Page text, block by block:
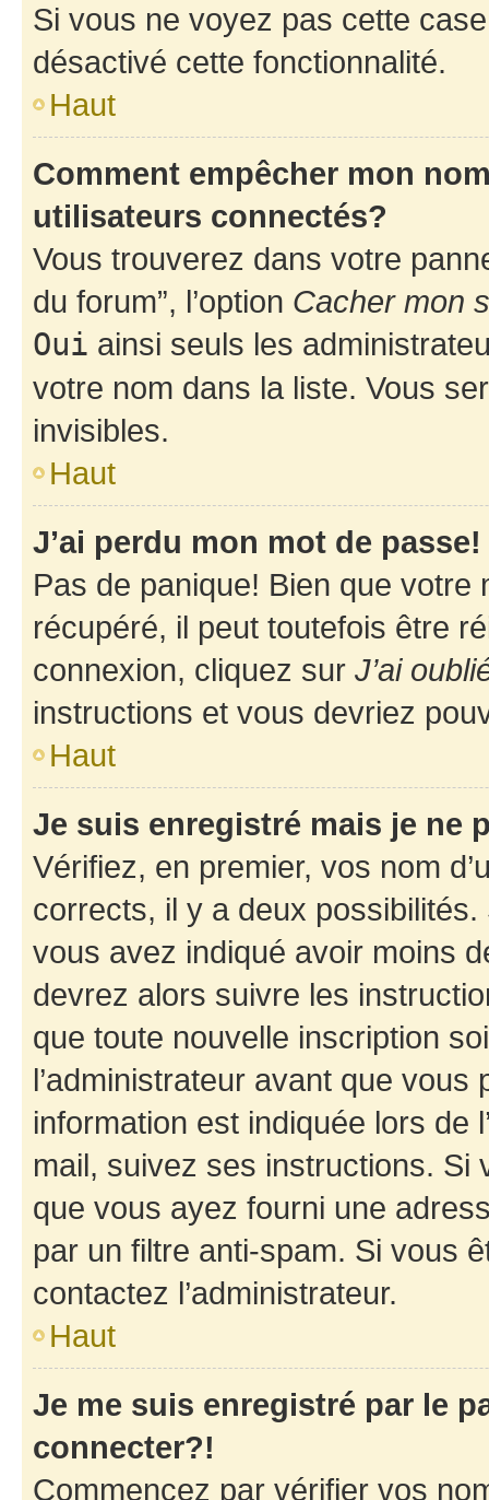
Si vous ne voyez pas cette
désactivé cette fonctionnalité.
Haut
Comment empêcher mon
utilisateurs connectés?
Vous trouverez dans votre
du forum”, l’option Cacher mon
Oui ainsi seuls les
votre nom dans la liste. Vous
invisibles.
Haut
J’ai perdu mon mot de passe!
Pas de panique! Bien que
récupéré, il peut toutefois être
connexion, cliquez sur J’ai
instructions et vous devriez
Haut
Je suis enregistré mais je ne
Vérifiez, en premier, vos nom
corrects, il y a deux
vous avez indiqué avoir moins
devrez alors suivre les
que toute nouvelle inscription
l’administrateur avant que
information est indiquée lors de
mail, suivez ses instructions. Si
que vous ayez fourni une
par un filtre anti-spam. Si vous
contactez l’administrateur.
Haut
Je me suis enregistré par le
connecter?!
Commencez par vérifier vos